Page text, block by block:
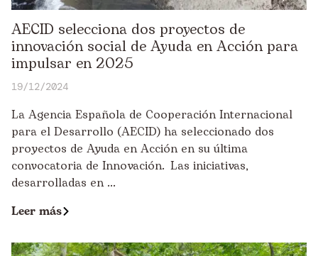
AECID selecciona dos proyectos de
innovación social de Ayuda en Acción para
impulsar en 2025
19/12/2024
La Agencia Española de Cooperación Internacional
para el Desarrollo (AECID) ha seleccionado dos
proyectos de Ayuda en Acción en su última
convocatoria de Innovación. Las iniciativas,
desarrolladas en ...
Leer más